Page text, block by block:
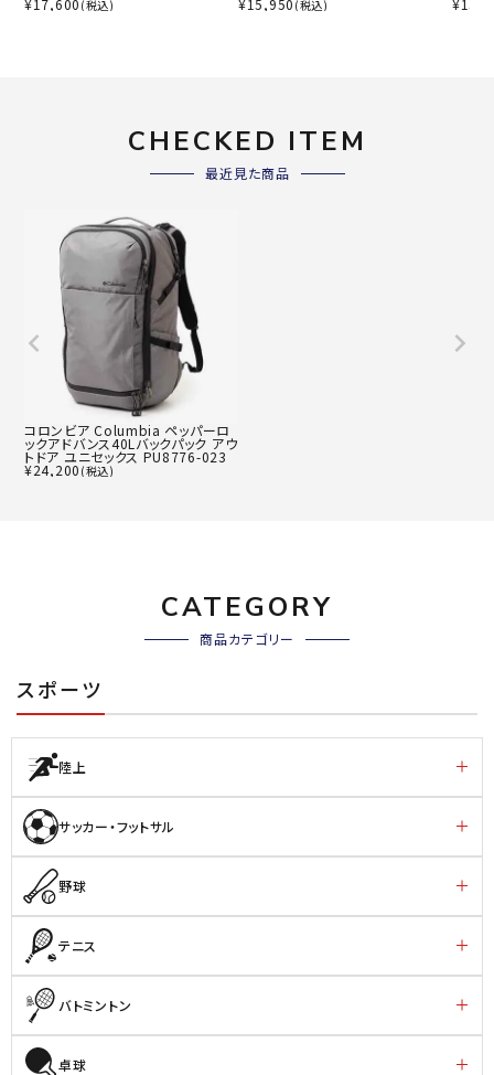
(税込) (税込)
CHECKED ITEM
最近見た商品
コロンビア Columbia ペッパーロ
ックアドバンス40Lバックパック アウ
トドア ユニセックス PU8776-023
¥24,200 (税込)
CATEGORY
商品カテゴリー
スポーツ
陸上
サッカー・フットサル
野球
テニス
バトミントン
卓球